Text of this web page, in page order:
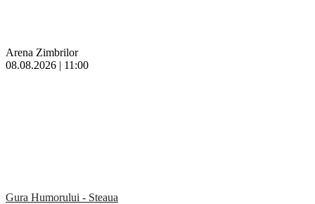
Arena Zimbrilor
08.08.2026 | 11:00
Gura Humorului - Steaua